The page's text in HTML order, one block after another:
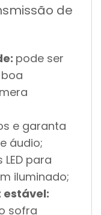
de
pode ser
e garanta
áudio;
LED para
iluminado;
estável:
sofra